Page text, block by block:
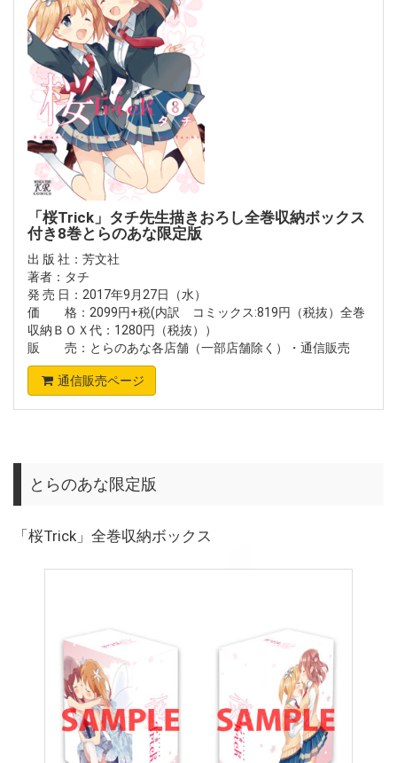
「桜Trick」タチ先生描きおろし全巻収納ボックス
付き8巻とらのあな限定版
出 版 社：芳文社
著者：タチ
発 売 日：2017年9月27日（水）
価 格：2099円+税(内訳 コミックス:819円（税抜）全巻
収納ＢＯＸ代：1280円（税抜））
販 売：とらのあな各店舗（一部店舗除く）・通信販売
通信販売ページ
とらのあな限定版
「桜Trick」全巻収納ボックス